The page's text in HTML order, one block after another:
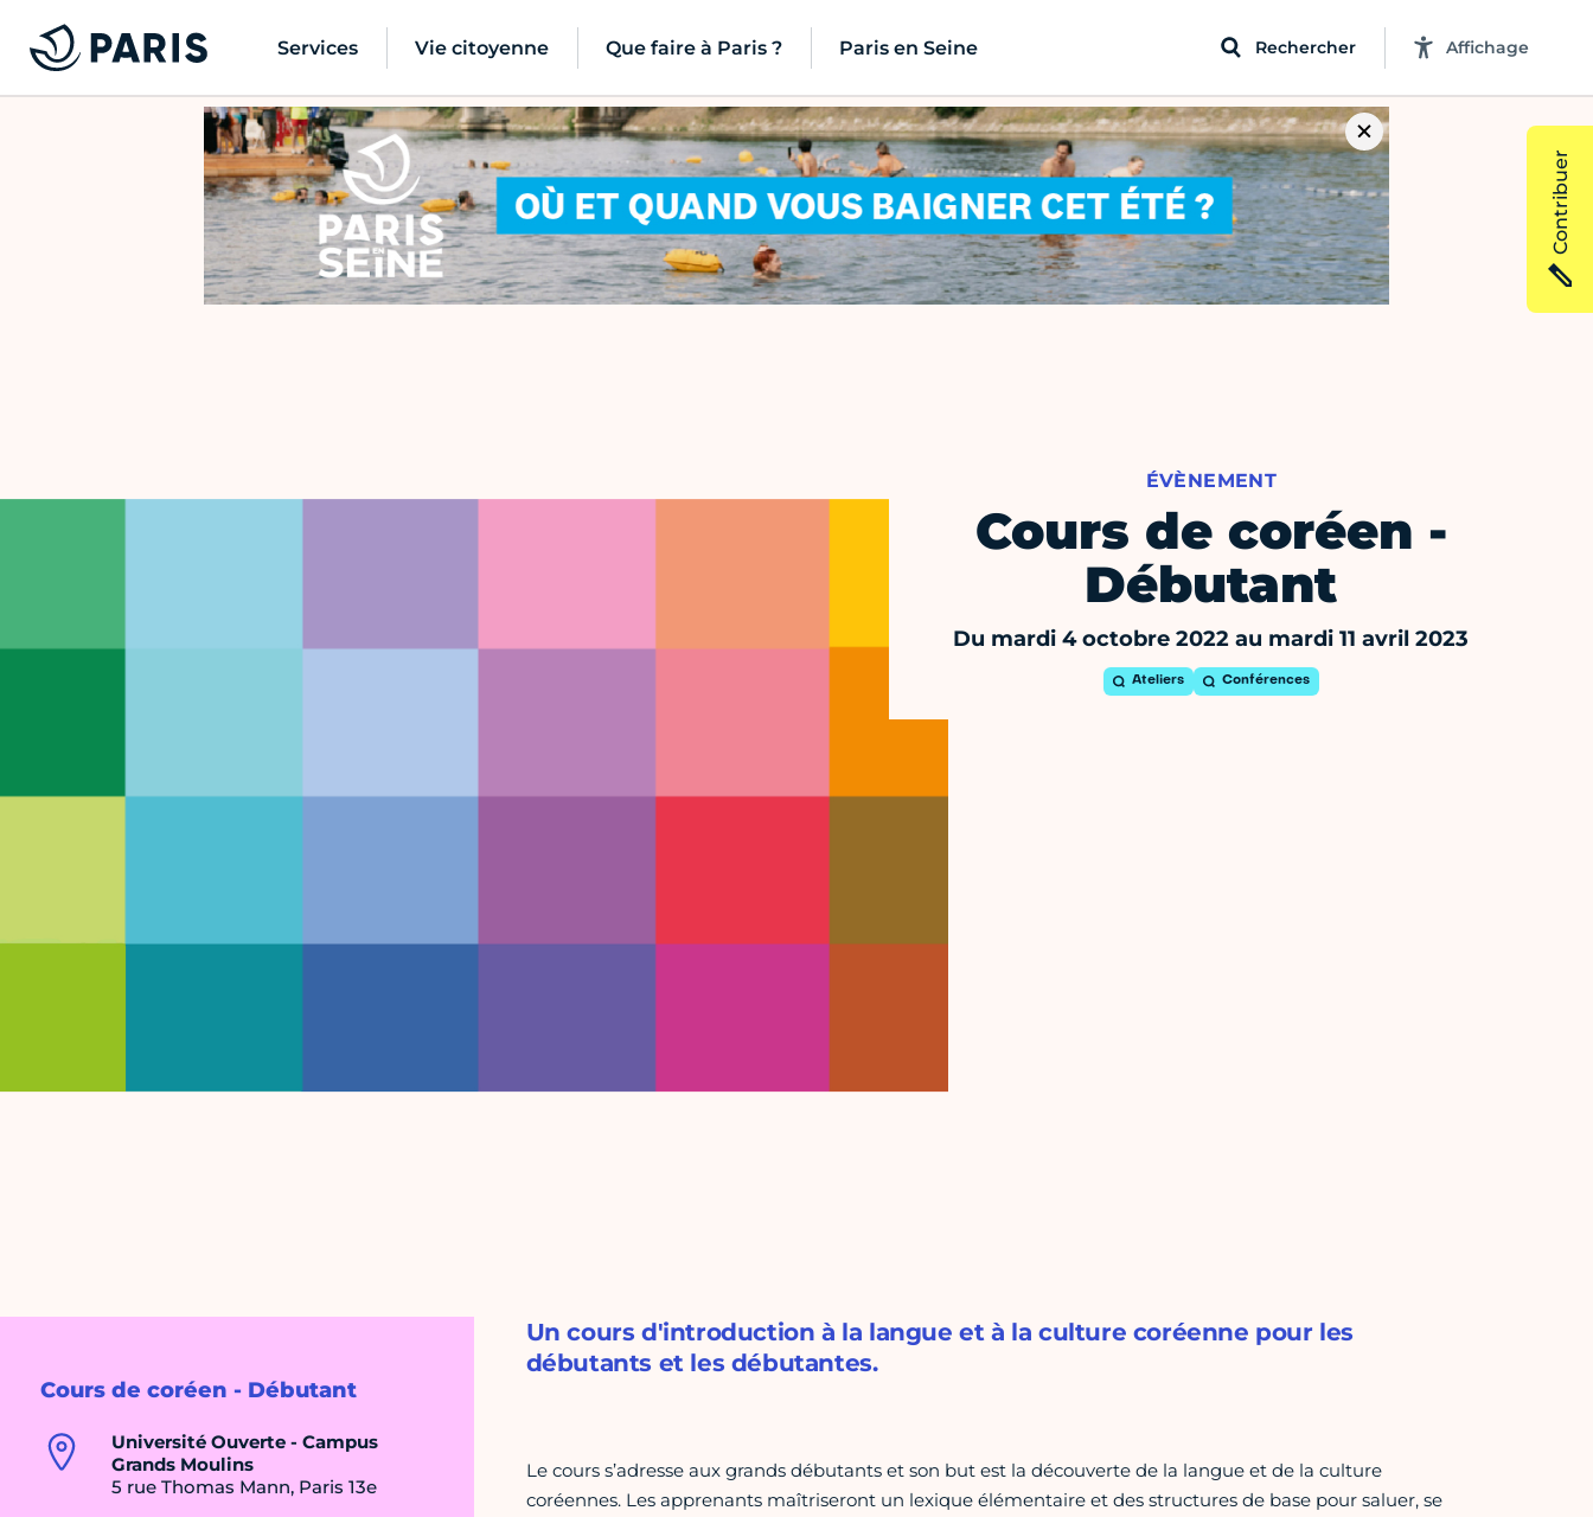
Services Vie citoyenne Que faire à Paris ? Paris en Seine Rechercher Affichage
ÉVÈNEMENT
Cours de coréen -
Débutant
Du mardi 4 octobre 2022 au mardi 11 avril 2023
Ateliers Conférences
Cours de coréen - Débutant
Université Ouverte - Campus
Grands Moulins
5 rue Thomas Mann, Paris 13e
Un cours d'introduction à la langue et à la culture coréenne pour les
débutants et les débutantes.
Le cours s’adresse aux grands débutants et son but est la découverte de la langue et de la culture
coréennes. Les apprenants maîtriseront un lexique élémentaire et des structures de base pour saluer, se
Contribuer